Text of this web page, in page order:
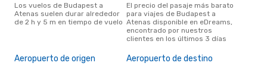
Los vuelos de Budapest a
Atenas suelen durar alrededor
de 2 h y 5 m en tiempo de vuelo
El precio del pasaje más barato
para viajes de Budapest a
Atenas disponible en eDreams,
encontrado por nuestros
clientes en los últimos 3 días
Aeropuerto de origen Aeropuerto de destino